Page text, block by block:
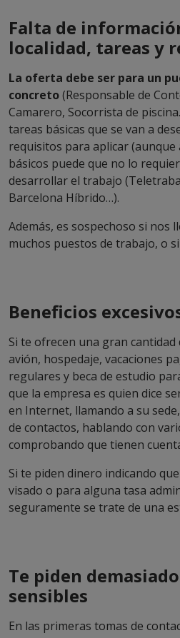
Falta de
localidad, tareas y
La oferta debe ser para un
concreto(Responsable de
Camarero, Socorrista de
tareas básicas que se van a
requisitos para aplicar
básicos puede que no lo
desarrollar el trabajo
Barcelona Híbrido…).
Además, es sospechoso si nos
muchos puestos de trabajo, o
Beneficios
Si te ofrecen una gran cantidad
avión, hospedaje, vacaciones
regulares y beca de estudio
que la empresa es quien dice
en Internet, llamando a su
de contactos, hablando con
comprobando que tienen
Si te piden dinero indicando
visado o para alguna tasa
seguramente se trate de una
Te piden
sensibles
En las primeras tomas de